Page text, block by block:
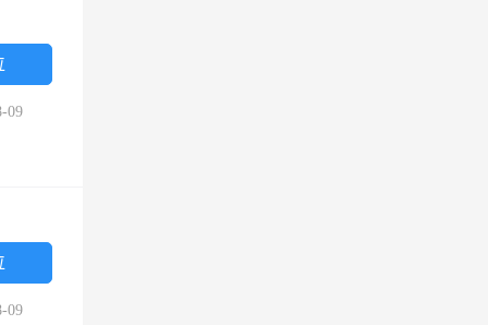
09
09